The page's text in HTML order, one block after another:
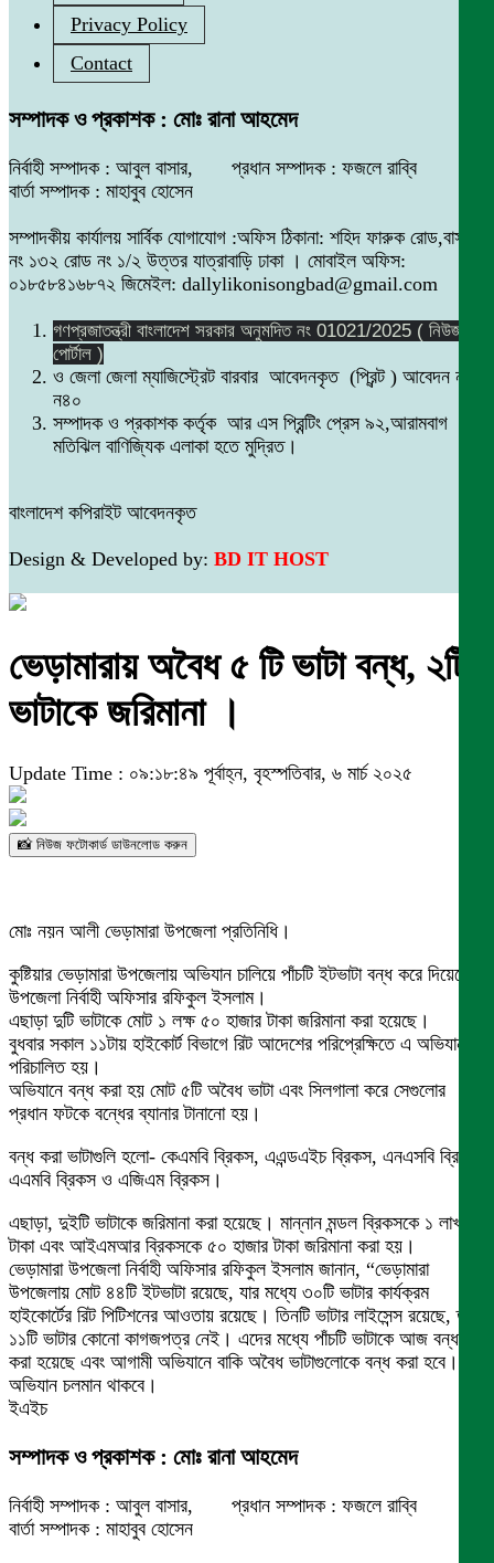
Privacy Policy
Contact
সম্পাদক ও প্রকাশক : মোঃ রানা আহমেদ
নির্বাহী সম্পাদক : আবুল বাসার, প্রধান সম্পাদক : ফজলে রাব্বি
বার্তা সম্পাদক : মাহাবুব হোসেন
সম্পাদকীয় কার্যালয় সার্বিক যোগাযোগ :অফিস ঠিকানা: শহিদ ফারুক রোড,বাসা
নং ১৩২ রোড নং ১/২ উত্তর যাত্রাবাড়ি ঢাকা । মোবাইল অফিস:
০১৮৫৮৪১৬৮৭২ জিমেইল: dallylikonisongbad@gmail.com
গণপ্রজাতন্ত্রী বাংলাদেশ সরকার অনুমদিত নং 01021/2025 ( নিউজ
পোর্টাল )
ও জেলা জেলা ম্যাজিস্ট্রেট বারবার আবেদনকৃত (প্রিন্ট ) আবেদন নং
ন৪০
সম্পাদক ও প্রকাশক কর্তৃক আর এস প্রিন্টিং প্রেস ৯২,আরামবাগ
মতিঝিল বাণিজ্যিক এলাকা হতে মুদ্রিত।
বাংলাদেশ কপিরাইট আবেদনকৃত
Design & Developed by: BD IT HOST
ভেড়ামারায় অবৈধ ৫ টি ভাটা বন্ধ, ২টি
ভাটাকে জরিমানা ।
Update Time : ০৯:১৮:৪৯ পূর্বাহ্ন, বৃহস্পতিবার, ৬ মার্চ ২০২৫
📸 নিউজ ফটোকার্ড ডাউনলোড করুন
মোঃ নয়ন আলী ভেড়ামারা উপজেলা প্রতিনিধি।
কুষ্টিয়ার ভেড়ামারা উপজেলায় অভিযান চালিয়ে পাঁচটি ইটভাটা বন্ধ করে দিয়েছেন
উপজেলা নির্বাহী অফিসার রফিকুল ইসলাম।
এছাড়া দুটি ভাটাকে মোট ১ লক্ষ ৫০ হাজার টাকা জরিমানা করা হয়েছে।
বুধবার সকাল ১১টায় হাইকোর্ট বিভাগে রিট আদেশের পরিপ্রেক্ষিতে এ অভিযান
পরিচালিত হয়।
অভিযানে বন্ধ করা হয় মোট ৫টি অবৈধ ভাটা এবং সিলগালা করে সেগুলোর
প্রধান ফটকে বন্ধের ব্যানার টানানো হয়।
বন্ধ করা ভাটাগুলি হলো- কেএমবি ব্রিকস, এএন্ডএইচ ব্রিকস, এনএসবি ব্রিকস,
এএমবি ব্রিকস ও এজিএম ব্রিকস।
এছাড়া, দুইটি ভাটাকে জরিমানা করা হয়েছে। মান্নান মন্ডল ব্রিকসকে ১ লাখ
টাকা এবং আইএমআর ব্রিকসকে ৫০ হাজার টাকা জরিমানা করা হয়।
ভেড়ামারা উপজেলা নির্বাহী অফিসার রফিকুল ইসলাম জানান, “ভেড়ামারা
উপজেলায় মোট ৪৪টি ইটভাটা রয়েছে, যার মধ্যে ৩০টি ভাটার কার্যক্রম
হাইকোর্টের রিট পিটিশনের আওতায় রয়েছে। তিনটি ভাটার লাইসেন্স রয়েছে, তবে
১১টি ভাটার কোনো কাগজপত্র নেই। এদের মধ্যে পাঁচটি ভাটাকে আজ বন্ধ
করা হয়েছে এবং আগামী অভিযানে বাকি অবৈধ ভাটাগুলোকে বন্ধ করা হবে। এই
অভিযান চলমান থাকবে।
ইএইচ
সম্পাদক ও প্রকাশক : মোঃ রানা আহমেদ
নির্বাহী সম্পাদক : আবুল বাসার, প্রধান সম্পাদক : ফজলে রাব্বি
বার্তা সম্পাদক : মাহাবুব হোসেন